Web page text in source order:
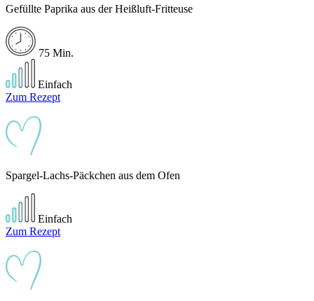
Gefüllte Paprika aus der Heißluft-Fritteuse
75 Min.
Einfach
Zum Rezept
Spargel-Lachs-Päckchen aus dem Ofen
Einfach
Zum Rezept